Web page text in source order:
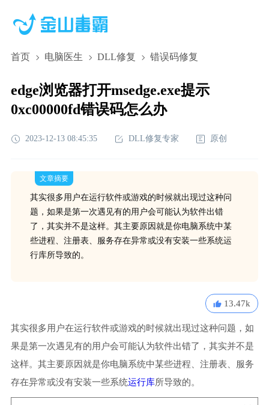
首页 电脑医生 DLL修复 错误码修复
edge浏览器打开msedge.exe提示
0xc00000fd错误码怎么办
2023-12-13 08:45:35 DLL修复专家 原创
文章摘要
其实很多用户在运行软件或游戏的时候就出现过这种问
题，如果是第一次遇见有的用户会可能认为软件出错
了，其实并不是这样。其主要原因就是你电脑系统中某
些进程、注册表、服务存在异常或没有安装一些系统运
行库所导致的。
13.47k
其实很多用户在运行软件或游戏的时候就出现过这种问题，如
果是第一次遇见有的用户会可能认为软件出错了，其实并不是
这样。其主要原因就是你电脑系统中某些进程、注册表、服务
存在异常或没有安装一些系统运行库所导致的。